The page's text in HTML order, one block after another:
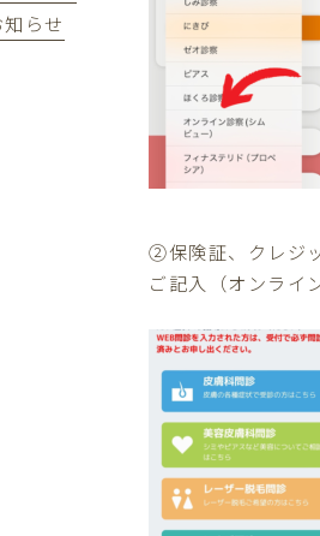
②保険証、クレジ
ご記入（オンライ
らせ